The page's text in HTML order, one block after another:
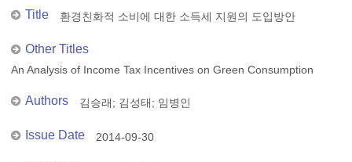
Title 환경친화적 소비에 대한 소득세 지원의 도입방안
Other Titles
An Analysis of Income Tax Incentives on Green Consumption
Authors 김승래; 김성태; 임병인
Issue Date 2014-09-30